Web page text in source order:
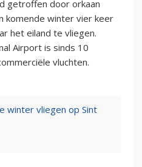
getroffen door orkaan
komende winter vier keer
het eiland te vliegen.
Airport is sinds 10
vluchten.
winter vliegen op Sint